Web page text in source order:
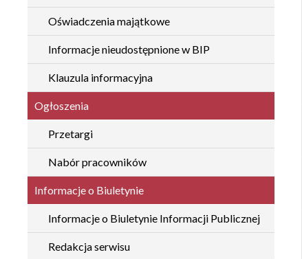
Oświadczenia majątkowe
Informacje nieudostępnione w BIP
Klauzula informacyjna
Ogłoszenia
Przetargi
Nabór pracowników
Informacje o Biuletynie
Informacje o Biuletynie Informacji Publicznej
Redakcja serwisu